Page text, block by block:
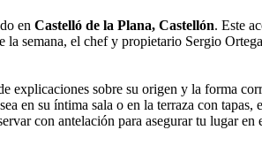
en Castelló de la Plana, Castellón. Este
semana, el chef y propietario Sergio
explicaciones sobre su origen y la forma
en su íntima sala o en la terraza con
con antelación para asegurar tu lugar en